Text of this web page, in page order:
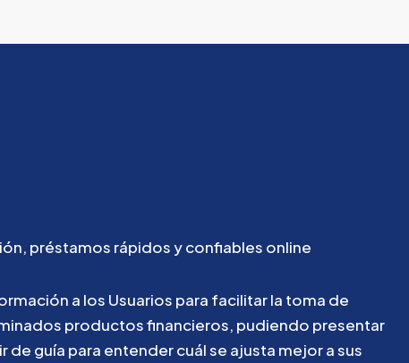
préstamos rápidosyconfiables online
a los Usuarios para facilitarla toma de
productosfinancieros, pudiendo presentar
de guía para entendercuálse ajusta mejorasus